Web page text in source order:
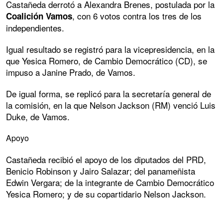
Castañeda derrotó a Alexandra Brenes, postulada por la
Coalición Vamos, con 6 votos contra los tres de los
independientes.
Igual resultado se registró para la vicepresidencia, en la
que Yesica Romero, de Cambio Democrático (CD), se
impuso a Janine Prado, de Vamos.
De igual forma, se replicó para la secretaría general de
la comisión, en la que Nelson Jackson (RM) venció Luis
Duke, de Vamos.
Apoyo
Castañeda recibió el apoyo de los diputados del PRD,
Benicio Robinson y Jairo Salazar; del panameñista
Edwin Vergara; de la integrante de Cambio Democrático
Yesica Romero; y de su copartidario Nelson Jackson.